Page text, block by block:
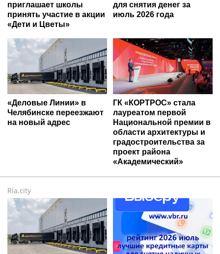
приглашает школы
принять участие в акции
«Дети и Цветы»
для снятия денег за
июль 2026 года
«Деловые Линии» в
Челябинске переезжают
на новый адрес
ГК «КОРТРОС» стала
лауреатом первой
Национальной премии в
области архитектуры и
градостроительства за
проект района
«Академический»
Ria.city